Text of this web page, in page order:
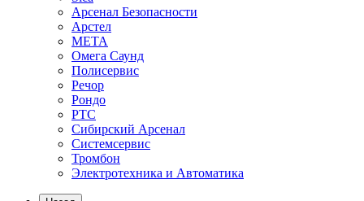
Арсенал Безопасности
Арстел
МЕТА
Омега Саунд
Полисервис
Речор
Рондо
РТС
Сибирский Арсенал
Системсервис
Тромбон
Электротехника и Автоматика